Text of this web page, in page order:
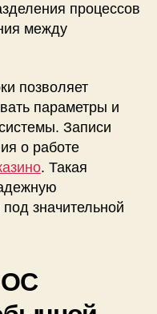
процессов
между
позволяет
параметры и
Записи
о работе
. Такая
значительной
ОС